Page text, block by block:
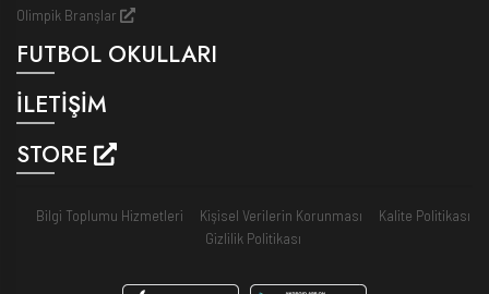
Olimpik Branşlar
FUTBOL OKULLARI
İLETİŞİM
STORE
Bilgi Toplumu Hizmetleri Kişisel Verilerin Korunması
Kalite Politikası
Gizlilik Politikası